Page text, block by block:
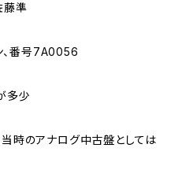
藤準
、番号7A0056
多少
当時のアナログ中古盤としては